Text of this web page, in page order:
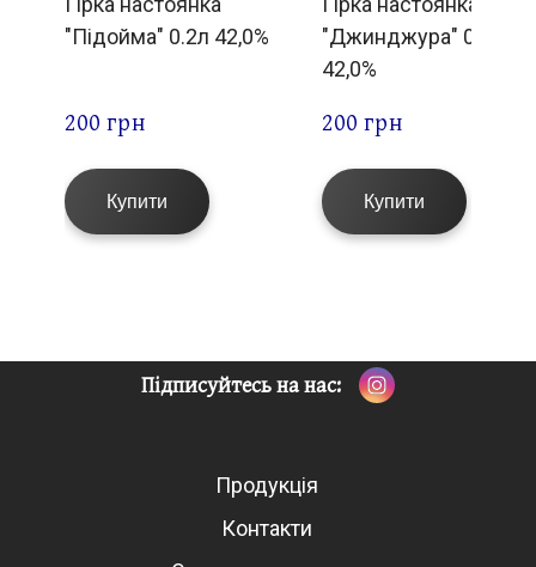
"Підойма" 0.2л 42,0%
200 грн
Купити
"Джинджура" 0.2л
42,0%
200 грн
Купити
Підписуйтесь на нас:
Продукція
Контакти